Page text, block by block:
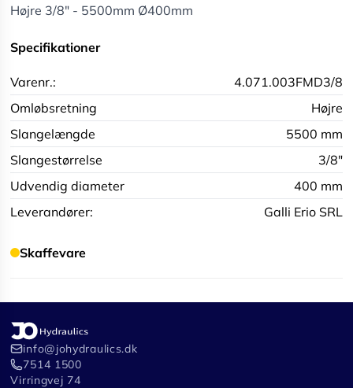
Højre 3/8" - 5500mm Ø400mm
Specifikationer
Varenr.:
4.071.003FMD3/8
Omløbsretning
Højre
Slangelængde
5500 mm
Slangestørrelse
3/8"
Udvendig diameter
400 mm
Leverandører:
Galli Erio SRL
Skaffevare
info@johydraulics.dk
7514 1500
Virringvej 74